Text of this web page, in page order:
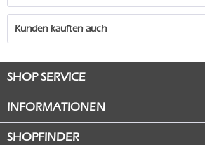
Kunden kauften auch
SHOP SERVICE
INFORMATIONEN
SHOPFINDER